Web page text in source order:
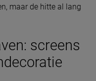
maar de hitte al lang
screens